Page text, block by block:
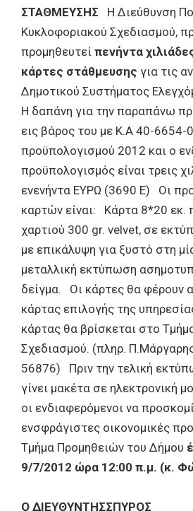
ΣΤΑΘΜΕΥΣΗΣ Η Διεύθυνση
Κυκλοφοριακού Σχεδιασμού,
προμηθευτεί πενήντα
κάρτες στάθμευσης για τις
Δημοτικού Συστήματος
Η δαπάνη για την παραπάνω
εις βάρος του με Κ.Α 40-6654-
προϋπολογισμού 2012 και ο
προϋπολογισμός είναι τρεις
ενενήντα ΕΥΡΩ (3690 Ε) Οι
καρτών είναι: Κάρτα 8*20 εκ.
χαρτιού 300 gr. velvet, σε
με επικάλυψη για ξυστό στη
μεταλλική εκτύπωση
δείγμα. Οι κάρτες θα
κάρτας επιλογής της
κάρτας θα βρίσκεται στο
Σχεδιασμού. (πληρ.
56876) Πριν την τελική
γίνει μακέτα σε ηλεκτρονική
οι ενδιαφερόμενοι να
ενσφράγιστες οικονομικές
Τμήμα Προμηθειών του Δήμου
9/7/2012 ώρα 12:00 π.μ. (κ.
Ο ΔΙΕΥΘΥΝΤΗΣΣΠΥΡΟΣ